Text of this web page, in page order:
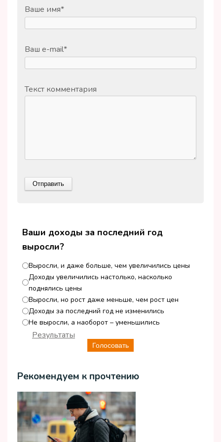
Ваше имя*
Ваш e-mail*
Текст комментария
Ваши доходы за последний год
выросли?
Выросли, и даже больше, чем увеличились цены
Доходы увеличились настолько, насколько
поднялись цены
Выросли, но рост даже меньше, чем рост цен
Доходы за последний год не изменились
Не выросли, а наоборот – уменьшились
Голосовать
Результаты
Рекомендуем к прочтению